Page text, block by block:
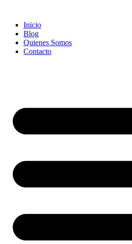
contenido
Inicio
Blog
Quienes Somos
Contacto